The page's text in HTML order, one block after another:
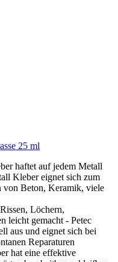
25 ml
haftet auf jedem Metall
Kleber eignet sich zum
von Beton, Keramik, viele
Löchern,
leicht gemacht - Petec
aus und eignet sich bei
Reparaturen
hat eine effektive